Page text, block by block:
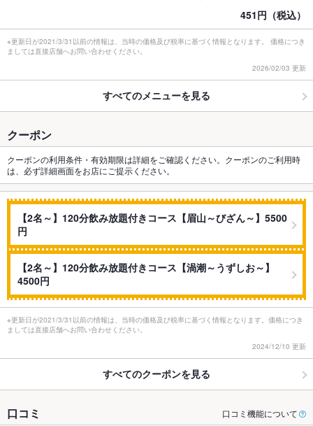
451円（税込）
※更新日が2021/3/31以前の情報は、当時の価格及び税率に基づく情報となります。 価格につき
ましては直接店舗へお問い合わせください。
2026/02/03 更新
すべてのメニューを見る
クーポン
クーポンの利用条件・有効期限は詳細をご確認ください。クーポンのご利用時
は、必ず詳細画面をお店にご提示ください。
【2名～】120分飲み放題付きコース【眉山～びざん～】5500
円
【2名～】120分飲み放題付きコース【渦潮～うずしお～】
4500円
※更新日が2021/3/31以前の情報は、当時の価格及び税率に基づく情報となります。価格につき
ましては直接店舗へお問い合わせください。
2024/12/10 更新
すべてのクーポンを見る
口コミ 口コミ機能について